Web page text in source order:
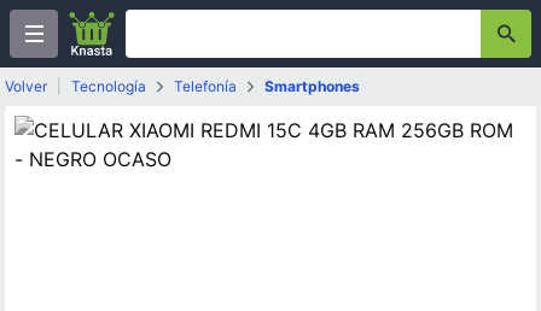
Volver Tecnología Telefonía Smartphones